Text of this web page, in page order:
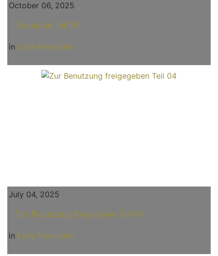
October 06, 2025
Unnahbar Teil 01
in Lady Mercedes
July 04, 2025
Zur Benutzung freigegeben Teil 04
in Lady Mercedes